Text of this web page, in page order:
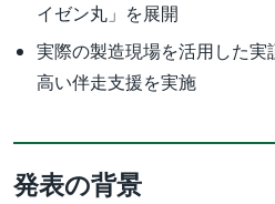
イゼン丸」を展開
実際の製造現場を活用した
高い伴走支援を実施
発表の背景